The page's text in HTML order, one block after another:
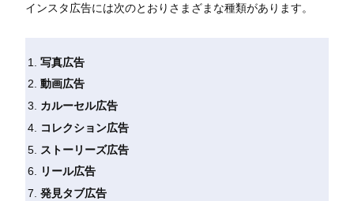
インスタ広告には次のとおりさまざまな種類があります。
写真広告
動画広告
カルーセル広告
コレクション広告
ストーリーズ広告
リール広告
発見タブ広告